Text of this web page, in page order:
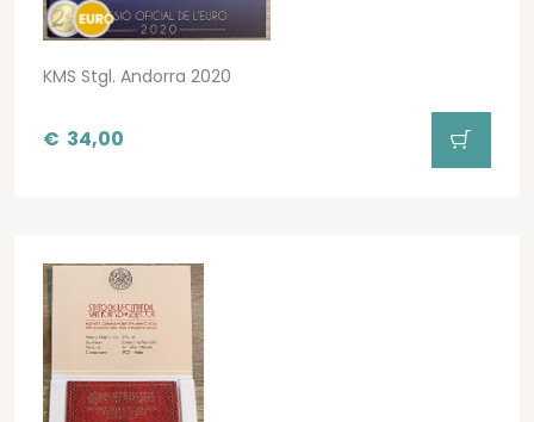
KMS Stgl. Andorra 2020
€ 34,00